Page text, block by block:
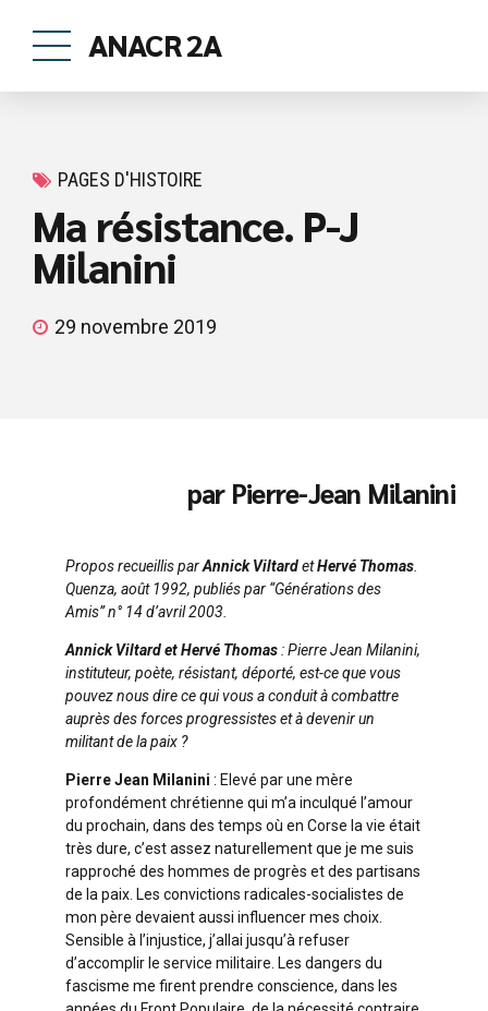
ANACR 2A
PAGES D'HISTOIRE
Ma résistance. P-J
Milanini
29 novembre 2019
par Pierre-Jean Milanini
Propos recueillis parAnnick ViltardetHervé Thomas
Quenza, août 1992, publiés par “Générations des
Amis” n° 14 d’avril 2003.
Annick Viltard et Hervé Thomas : Pierre Jean Milanini,
instituteur, poète, résistant, déporté, est-ce que vous
pouvez nous dire ce qui vous a conduit à combattre
auprès des forces progressistes et à devenir un
militant de la paix ?
Pierre Jean Milanini : Elevé par une mère
profondément chrétienne qui m’a inculqué l’amour
du prochain, dans des temps où en Corse la vie était
très dure, c’est assez naturellement que je me suis
rapproché des hommes de progrès et des partisans
de la paix. Les convictions radicales-socialistes de
mon père devaient aussi influencer mes choix.
Sensible à l’injustice, j’allai jusqu’à refuser
d’accomplir le service militaire. Les dangers du
fascisme me firent prendre conscience, dans les